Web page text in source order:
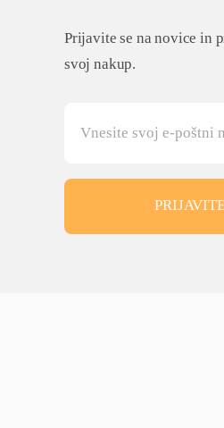
Prijavite se na novice in
svoj nakup.